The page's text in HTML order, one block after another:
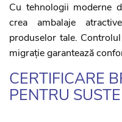
Cu tehnologii moderne
crea ambalaje
produselor tale.
migrație garantează
CERTIFICARE
PENTRU